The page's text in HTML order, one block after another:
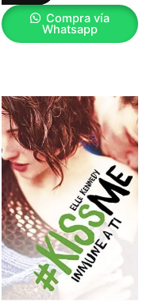
Compra vía
Whatsapp